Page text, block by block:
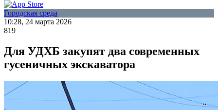
Городская среда
10:28, 24 марта 2026
819
Для УДХБ закупят два современных
гусеничных экскаватора